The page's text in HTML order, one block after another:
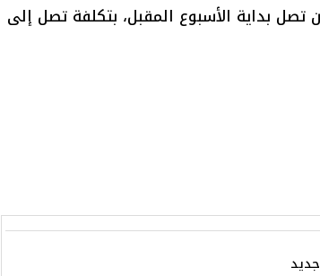
تصل بداية الأسبوع المقبل، بتكلفة تصل إلى